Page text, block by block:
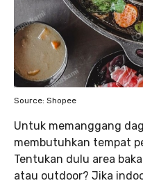
Source: Shopee
Untuk memanggang
membutuhkan tempat
Tentukan dulu area
atau outdoor? Jika